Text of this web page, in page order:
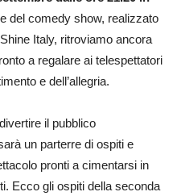
del comedy show, realizzato
Italy, ritroviamo ancora
a regalare ai telespettatori
e dell’allegria.
il pubblico
un parterre di ospiti e
pronti a cimentarsi in
Ecco gli ospiti della seconda